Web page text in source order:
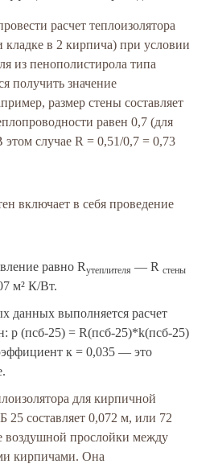
расчет теплоизолятора
кладке в 2 кирпича) при условии
из пенополистирола типа
получить значение
размер стены составляет
равен 0,7 (для
случае R = 0,51/0,7 = 0,73
включает в себя проведение
равно Rутеплителя — Rстены
м² К/Вт.
данных выполняется расчет
p (псб-25) = R(псб-25)*k(псб-25)
к = 0,035 — это
для кирпичной
25 составляет 0,072 м, или 72
воздушной прослойки между
кирпичами. Она